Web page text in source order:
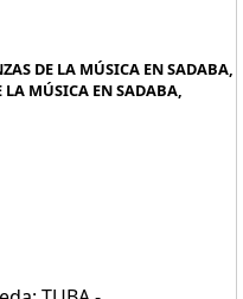
DE LA MÚSICA EN SADABA,
LA MÚSICA EN SADABA,